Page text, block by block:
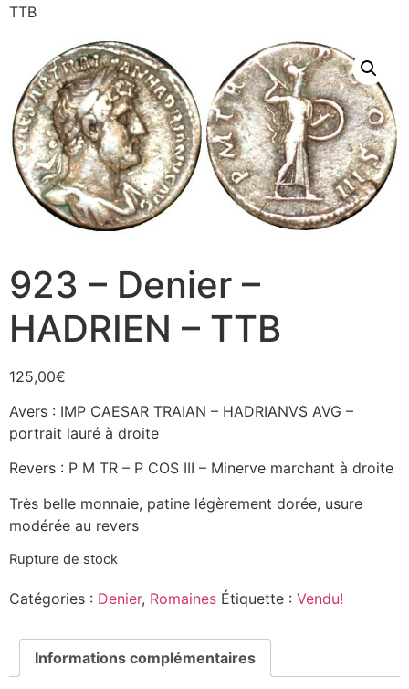
TTB
923 – Denier –
HADRIEN – TTB
125,00€
Avers : IMP CAESAR TRAIAN – HADRIANVS AVG –
portrait lauré à droite
Revers : P M TR – P COS III – Minerve marchant à droite
Très belle monnaie, patine légèrement dorée, usure
modérée au revers
Rupture de stock
Catégories : Denier, Romaines Étiquette : Vendu!
Informations complémentaires